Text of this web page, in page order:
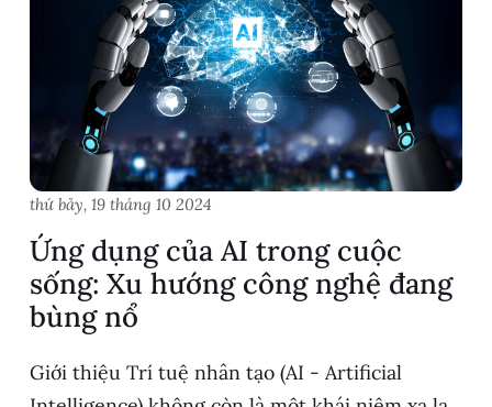
thứ bảy, 19 tháng 10 2024
Ứng dụng của AI trong cuộc
sống: Xu hướng công nghệ đang
bùng nổ
Giới thiệu Trí tuệ nhân tạo (AI - Artificial